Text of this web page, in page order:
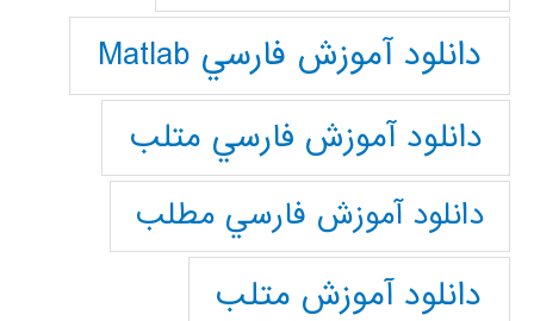
دانلود آموزش فارسي Matlab
دانلود آموزش فارسي متلب
دانلود آموزش فارسي مطلب
دانلود آموزش متلب